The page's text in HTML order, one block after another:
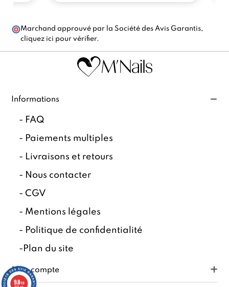
Marchand approuvé par la Société des Avis Garantis,
cliquez ici pour vérifier.
Informations
- FAQ
- Paiements multiples
- Livraisons et retours
- Nous contacter
-CGV
- Mentions légales
- Politique de confidentialité
- Plan du site
Mon compte
9.8/10